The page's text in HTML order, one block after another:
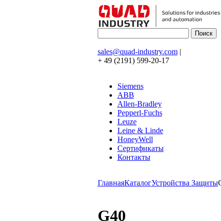
sales@quad-industry.com|
+ 49 (2191) 599-20-17
Siemens
ABB
Allen-Bradley
Pepperl-Fuchs
Leuze
Leine & Linde
HoneyWell
Сертификаты
Контакты
ГлавнаяКаталогУстройства Защиты
G40